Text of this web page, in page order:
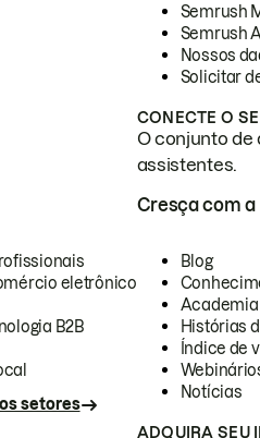
Semrush
Semrush
Nossos
Solicitar
CONECTE O
O conjunto de
assistentes.
eletrônico
B2B
setores
Cresça com a
Blog
Academia
Histórias
Índice de
Notícias
ADQUIRA SEU